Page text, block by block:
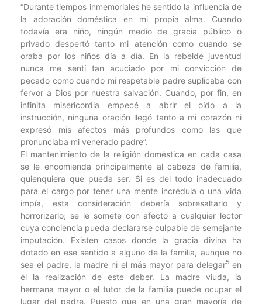
“Durante tiempos inmemoriales he sentido la influencia de
la adoración doméstica en mi propia alma. Cuando
todavía era niño, ningún medio de gracia público o
privado despertó tanto mi atención como cuando se
oraba por los niños día a día. En la rebelde juventud
nunca me sentí tan acuciado por mi convicción de
pecado como cuando mi respetable padre suplicaba con
fervor a Dios por nuestra salvación. Cuando, por fin, en
infinita misericordia empecé a abrir el oído a la
instrucción, ninguna oración llegó tanto a mi corazón ni
expresó mis afectos más profundos como las que
pronunciaba mi venerado padre”.
El mantenimiento de la religión doméstica en cada casa
se le encomienda principalmente al cabeza de familia,
quienquiera que pueda ser. Si es del todo inadecuado
para el cargo por tener una mente incrédula o una vida
impía, esta consideración debería sobresaltarlo y
horrorizarlo; se le somete con afecto a cualquier lector
cuya conciencia pueda declararse culpable de semejante
imputación. Existen casos donde la gracia divina ha
dotado en ese sentido a alguno de la familia, aunque no
sea el padre, la madre ni el más mayor para delegar5en
él la realización de este deber. La madre viuda, la
hermana mayor o el tutor de la familia puede ocupar el
lugar del padre. Puesto que en una gran mayoría de